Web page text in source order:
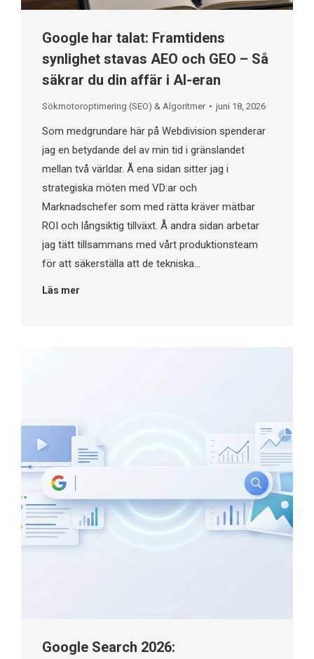
Google har talat: Framtidens
synlighet stavas AEO och GEO – Så
säkrar du din affär i AI-eran
Sökmotoroptimering (SEO) & Algoritmer juni 18, 2026
Som medgrundare här på Webdivision spenderar
jag en betydande del av min tid i gränslandet
mellan två världar. Å ena sidan sitter jag i
strategiska möten med VD:ar och
Marknadschefer som med rätta kräver mätbar
ROI och långsiktig tillväxt. Å andra sidan arbetar
jag tätt tillsammans med vårt produktionsteam
för att säkerställa att de tekniska…
Läs mer
Google Search 2026: